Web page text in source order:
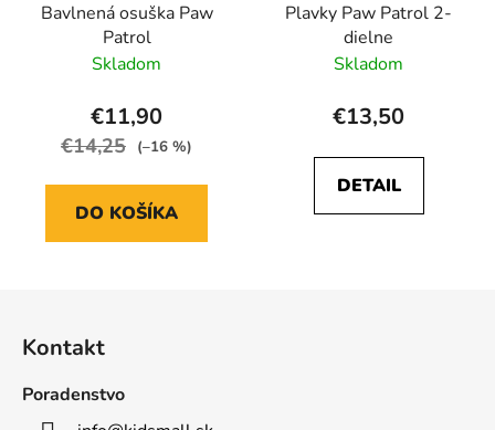
Bavlnená osuška Paw
Patrol
Skladom
€11,90
€14,25 (–16 %)
DO KOŠÍKA
Plavky Paw Patrol 2-
dielne
Skladom
€13,50
DETAIL
Kontakt
Poradenstvo